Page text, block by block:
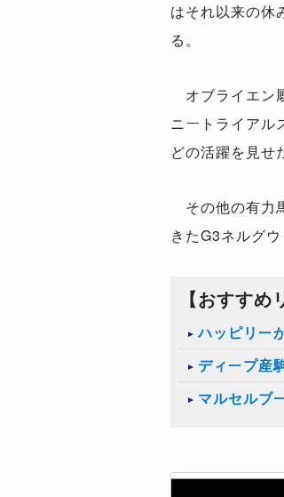
はそれ以来の休
る。
オブライエン
ニートライアル
どの活躍を見せ
その他の有力
きたG3ネルグ
【おすすめ
ハッピリー
ディープ産
マルセルブ